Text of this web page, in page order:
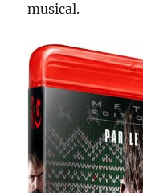
musical.